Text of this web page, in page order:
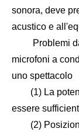
sonora, deve
acustico e
Problemi da
microfoni a
uno spettacolo
(1) La
essere
(2)